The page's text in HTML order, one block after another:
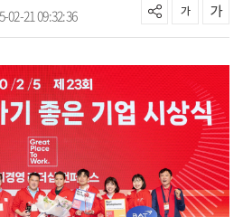
02-21 09:32:36